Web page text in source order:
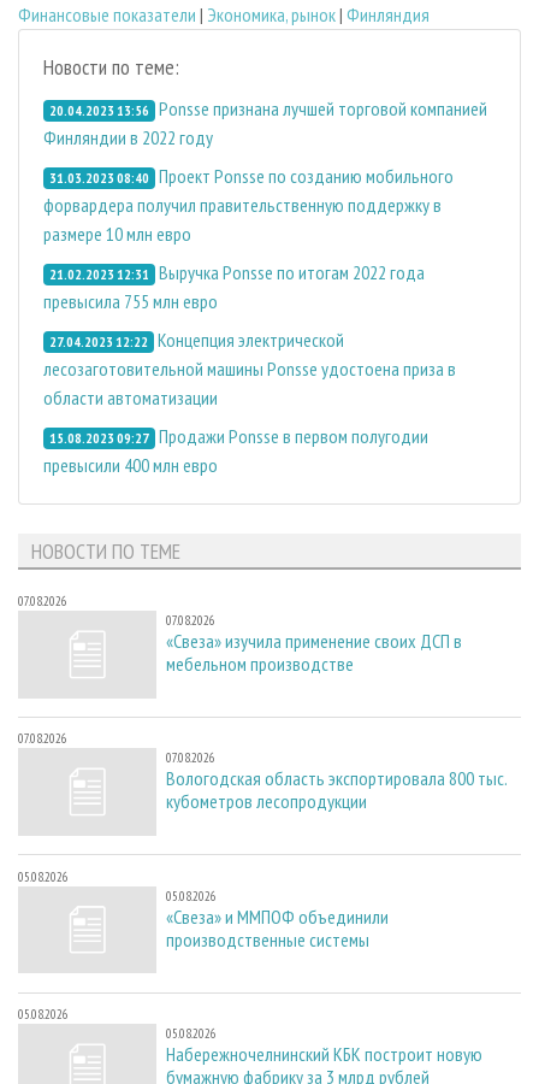
Финансовые показатели | Экономика, рынок| Финляндия
Новости по теме:
20.04.2023 13:56 Ponsse признана лучшей торговой компанией
Финляндии в 2022 году
31.03.2023 08:40 Проект Ponsse по созданию мобильного
форвардера получил правительственную поддержку в
размере 10 млн евро
21.02.2023 12:31 Выручка Ponsse по итогам 2022 года
превысила 755 млн евро
27.04.2023 12:22 Концепция электрической
лесозаготовительной машины Ponsse удостоена приза в
области автоматизации
15.08.2023 09:27 Продажи Ponsse в первом полугодии
превысили 400 млн евро
НОВОСТИ ПО ТЕМЕ
07.08.2026
07.08.2026
«Свеза» изучила применение своих ДСП в
мебельном производстве
07.08.2026
07.08.2026
Вологодская область экспортировала 800 тыс.
кубометров лесопродукции
05.08.2026
05.08.2026
«Свеза» и ММПОФ объединили
производственные системы
05.08.2026
05.08.2026
Набережночелнинский КБК построит новую
бумажную фабрику за 3 млрд рублей